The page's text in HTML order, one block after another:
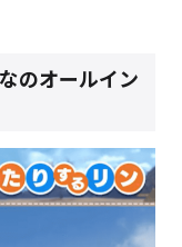
のオールイン